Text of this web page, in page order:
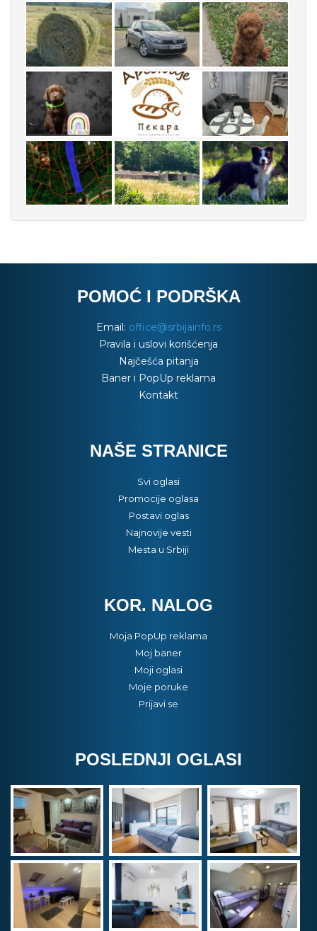
POMOĆ I PODRŠKA
Email: office@srbijainfo.rs
Pravila i uslovi korišćenja
Najčešća pitanja
Baner i PopUp reklama
Kontakt
NAŠE STRANICE
Svi oglasi
Promocije oglasa
Postavi oglas
Najnovije vesti
Mesta u Srbiji
KOR. NALOG
Moja PopUp reklama
Moj baner
Moji oglasi
Moje poruke
Prijavi se
POSLEDNJI OGLASI